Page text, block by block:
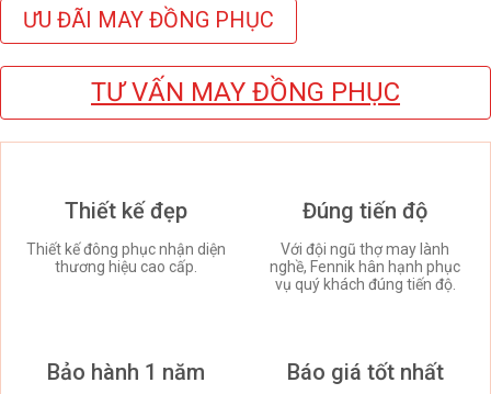
ƯU ĐÃI MAY ĐỒNG PHỤC
TƯ VẤN MAY ĐỒNG PHỤC
Thiết kế đẹp
Thiết kế đông phục nhận diện
thương hiệu cao cấp.
Đúng tiến độ
Với đội ngũ thợ may lành
nghề, Fennik hân hạnh phục
vụ quý khách đúng tiến độ.
Bảo hành 1 năm Báo giá tốt nhất